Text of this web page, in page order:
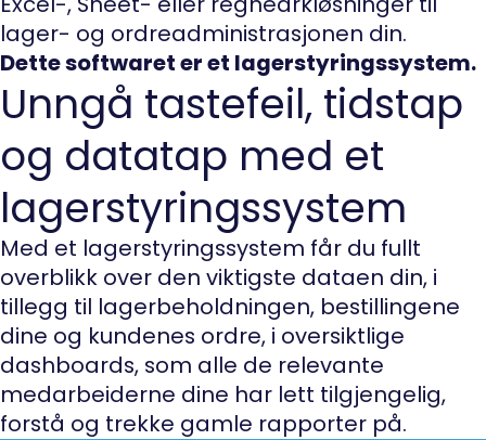
lager- og ordreadministrasjonen din.
Dette softwaret er et lagerstyringssystem.
Unngå tastefeil, tidstap
og datatap med et
lagerstyringssystem
Med et lagerstyringssystem får du fullt
overblikk over den viktigste dataen din, i
tillegg til lagerbeholdningen, bestillingene
dine og kundenes ordre, i oversiktlige
dashboards, som alle de relevante
medarbeiderne dine har lett tilgjengelig,
forstå og trekke gamle rapporter på.